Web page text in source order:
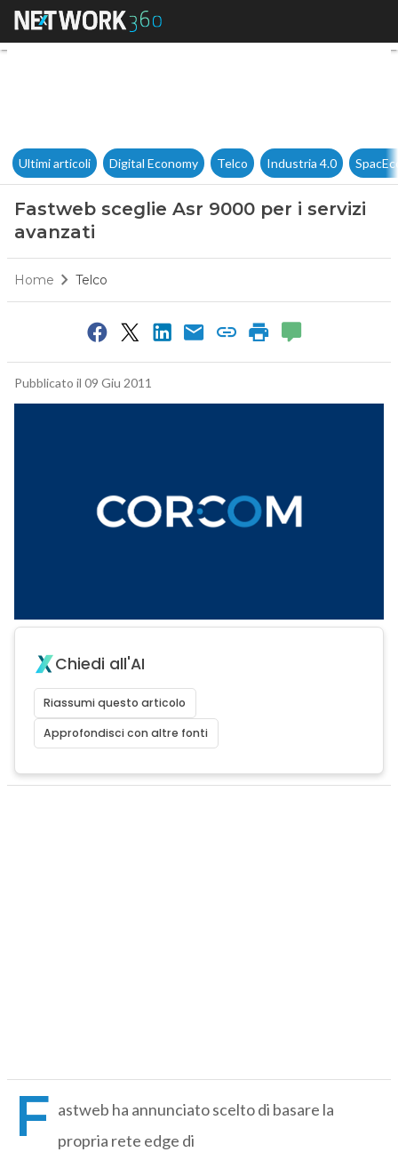
Fastweb sceglie Asr 9000
Ultimi articoli Digital Economy Telco Industria 4.0
Fastweb sceglie Asr 9000 per i servizi
avanzati
Home Telco
Pubblicato il 09 Giu 2011
Chiedi all'AI
Riassumi questo articolo
Approfondisci con altre fonti
F astweb ha annunciato scelto di basare la
propria rete edge di